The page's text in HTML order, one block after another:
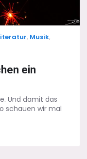
, Musik,
ein
Und damit das
schauen wir mal